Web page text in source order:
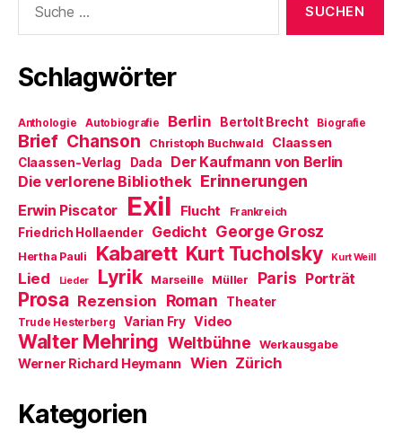
nach:
Schlagwörter
Anthologie Autobiografie Berlin Bertolt Brecht Biografie
Brief Chanson Christoph Buchwald Claassen
Claassen-Verlag Dada Der Kaufmann von Berlin
Die verlorene Bibliothek Erinnerungen
Erwin Piscator Exil Flucht Frankreich
Friedrich Hollaender Gedicht George Grosz
Hertha Pauli Kabarett Kurt Tucholsky Kurt Weill
Lied Lieder Lyrik Marseille Müller Paris Porträt
Prosa Rezension Roman Theater
Trude Hesterberg Varian Fry Video
Walter Mehring Weltbühne Werkausgabe
Werner Richard Heymann Wien Zürich
Kategorien